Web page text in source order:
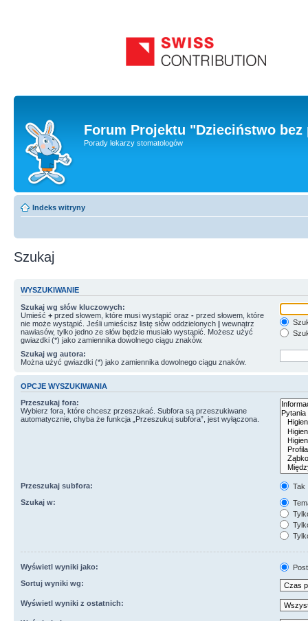
Forum Projektu "Dzieciństwo
Porady lekarzy stomatologów
Indeks witryny
Szukaj
WYSZUKIWANIE
Szukaj wg słów kluczowych:
Umieść + przed słowem, które musi wystąpić oraz - przed słowem, które
nie może wystąpić. Jeśli umieścisz listę słów oddzielonych | wewnątrz
nawiasów, tylko jedno ze słów będzie musiało wystąpić. Możesz użyć
gwiazdki (*) jako zamiennika dowolnego ciągu znaków.
Szukaj wg autora:
Można użyć gwiazdki (*) jako zamiennika dowolnego ciągu znaków.
OPCJE WYSZUKIWANIA
Przeszukaj fora:
Wybierz fora, które chcesz przeszukać. Subfora są przeszukiwane
automatycznie, chyba że funkcja „Przeszukuj subfora”, jest wyłączona.
Przeszukaj subfora:
Tak
Szukaj w:
Wyświetl wyniki jako:
Sortuj wyniki wg:
Wyświetl wyniki z ostatnich: